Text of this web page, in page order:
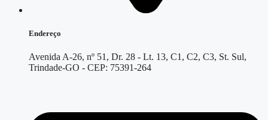
Endereço
Avenida A-26, nº 51, Dr. 28 - Lt. 13, C1, C2, C3, St. Sul,
Trindade-GO - CEP: 75391-264